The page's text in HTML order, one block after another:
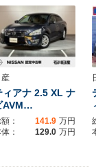
産
ィアナ 2.5 XL ナ
AVM…
： 141.9 万円
：
129.0 万円